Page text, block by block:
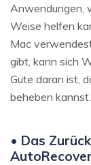
Anwendungen,
Weise helfen
Mac
gibt, kann sich
Gute daran ist,
beheben kannst.
• Das